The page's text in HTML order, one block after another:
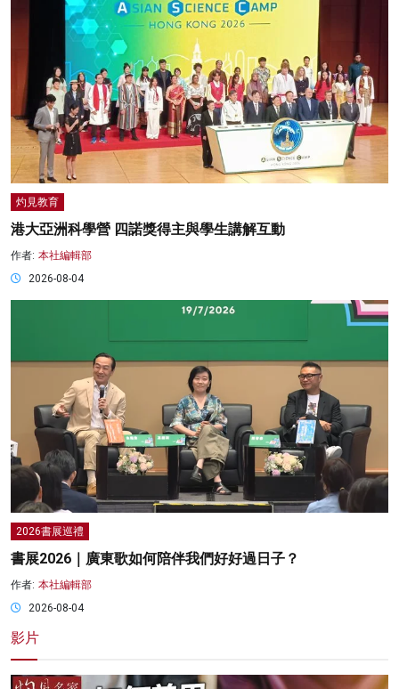
灼見教育
港大亞洲科學營 四諾獎得主與學生講解互動
作者: 本社編輯部
2026-08-04
2026書展巡禮
書展2026｜廣東歌如何陪伴我們好好過日子？
作者: 本社編輯部
2026-08-04
影片